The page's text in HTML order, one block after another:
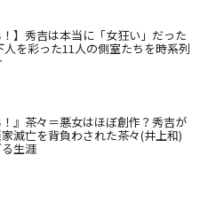
！】秀吉は本当に「女狂い」だった
人を彩った11人の側室たちを時系列
！』茶々＝悪女はほぼ創作？秀吉が
滅亡を背負わされた茶々(井上和)
生涯